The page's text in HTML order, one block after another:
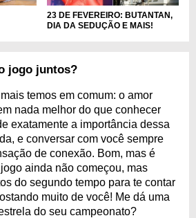
23 DE FEVEREIRO: BUTANTAN,
DIA DA SEDUÇÃO E MAIS!
jogo juntos?
temos em comum: o amor
nada melhor do que conhecer
exatamente a importância dessa
e conversar com você sempre
de conexão. Bom, mas é
ainda não começou, mas
do segundo tempo para te contar
muito de você! Me dá uma
do seu campeonato?